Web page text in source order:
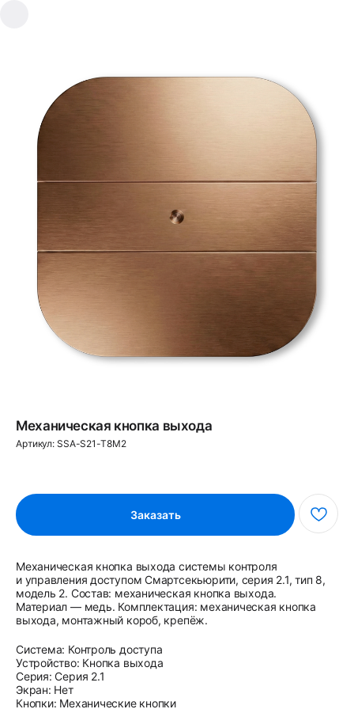
Механическая кнопка выхода
Артикул: SSA-S21-T8M2
Заказать
Механическая кнопка выхода системы контроля
и управления доступом Смартсекьюрити, серия 2.1, тип 8,
модель 2. Состав: механическая кнопка выхода.
Материал — медь. Комплектация: механическая кнопка
выхода, монтажный короб, крепёж.
Система: Контроль доступа
Устройство: Кнопка выхода
Серия: Серия 2.1
Экран: Нет
Кнопки: Механические кнопки